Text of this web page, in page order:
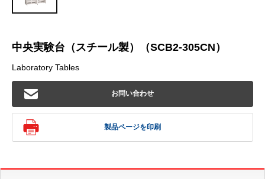
中央実験台（スチール製）（SCB2-305CN）
Laboratory Tables
お問い合わせ
製品ページを印刷